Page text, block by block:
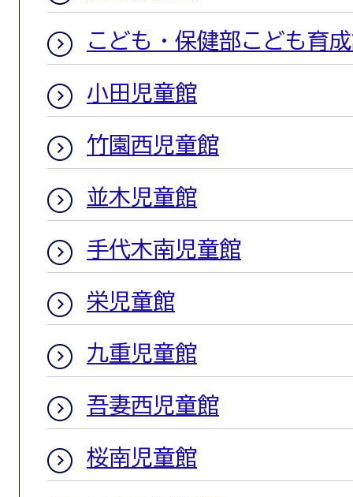
こども・保健部こども育
小田児童館
竹園西児童館
並木児童館
手代木南児童館
栄児童館
九重児童館
吾妻西児童館
桜南児童館